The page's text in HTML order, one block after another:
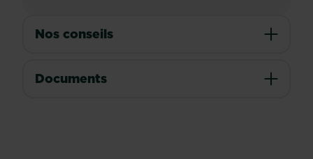
Nos conseils
Documents